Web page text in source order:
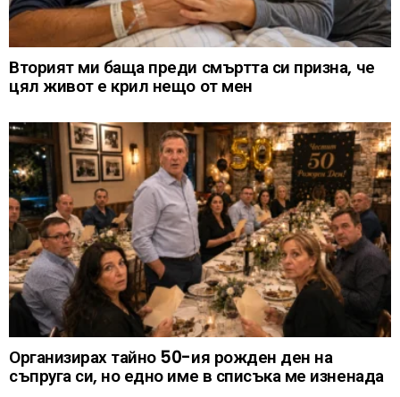
Вторият ми баща преди смъртта си призна, че
цял живот е крил нещо от мен
Организирах тайно 50-ия рожден ден на
съпруга си, но едно име в списъка ме изненада